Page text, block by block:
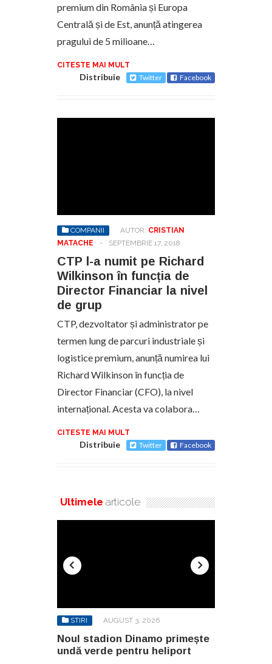
premium din România și Europa
Centrală și de Est, anunță atingerea
pragului de 5 milioane…
CITESTE MAI MULT
Distribuie Twitter Facebook
COMPANII AUTOR: CRISTIAN
MATACHE
- SEPTEMBRIE 17, 2018
CTP l-a numit pe Richard
Wilkinson în funcția de
Director Financiar la nivel
de grup
CTP, dezvoltator și administrator pe
termen lung de parcuri industriale și
logistice premium, anunță numirea lui
Richard Wilkinson în funcția de
Director Financiar (CFO), la nivel
internațional. Acesta va colabora…
CITESTE MAI MULT
Distribuie Twitter Facebook
Ultimele articole
STIRI AUGUST 3, 2026
Noul stadion Dinamo primește
undă verde pentru heliport